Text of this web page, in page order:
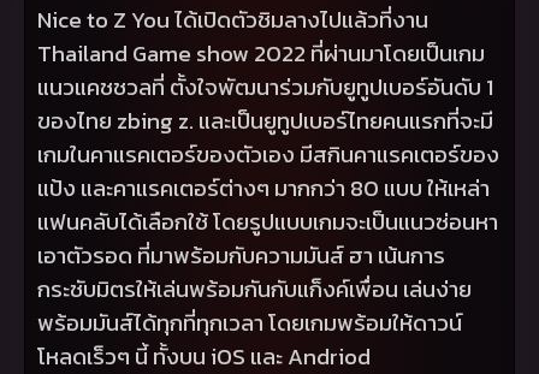
Nice to Z Youได้เปิดตัวชิมลางไปแล้วที่งาน
Thailand Game show 2022 ที่ผ่านมาโดยเป็นเกม
แนวแคชชวลที่ ตั้งใจพัฒนาร่วมกับยูทูปเบอร์อันดับ 1
ของไทย zbing z. และเป็นยูทูปเบอร์ไทยคนแรกที่จะมี
เกมในคาแรคเตอร์ของตัวเอง มีสกินคาแรคเตอร์ของ
แป้ง และคาแรคเตอร์ต่างๆ มากกว่า 80 แบบ ให้เหล่า
แฟนคลับได้เลือกใช้ โดยรูปแบบเกมจะเป็นแนวซ่อนหา
เอาตัวรอด ที่มาพร้อมกับความมันส์ ฮา เน้นการ
กระชับมิตรให้เล่นพร้อมกันกับแก็งค์เพื่อน เล่นง่าย
พร้อมมันส์ได้ทุกที่ทุกเวลา โดยเกมพร้อมให้ดาวน์
โหลดเร็วๆ นี้ ทั้งบน iOS และAndriod